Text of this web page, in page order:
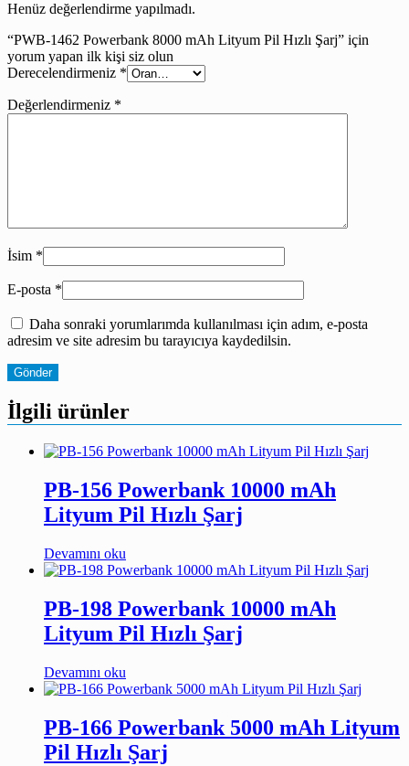
Henüz değerlendirme yapılmadı.
“PWB-1462 Powerbank 8000 mAh Lityum Pil Hızlı Şarj” için
yorum yapan ilk kişi siz olun
Derecelendirmeniz *
Değerlendirmeniz *
İsim *
E-posta *
Daha sonraki yorumlarımda kullanılması için adım, e-posta
adresim ve site adresim bu tarayıcıya kaydedilsin.
İlgili ürünler
PB-156 Powerbank 10000 mAh
Lityum Pil Hızlı Şarj
Devamını oku
PB-198 Powerbank 10000 mAh
Lityum Pil Hızlı Şarj
Devamını oku
PB-166 Powerbank 5000 mAh Lityum
Pil Hızlı Şarj